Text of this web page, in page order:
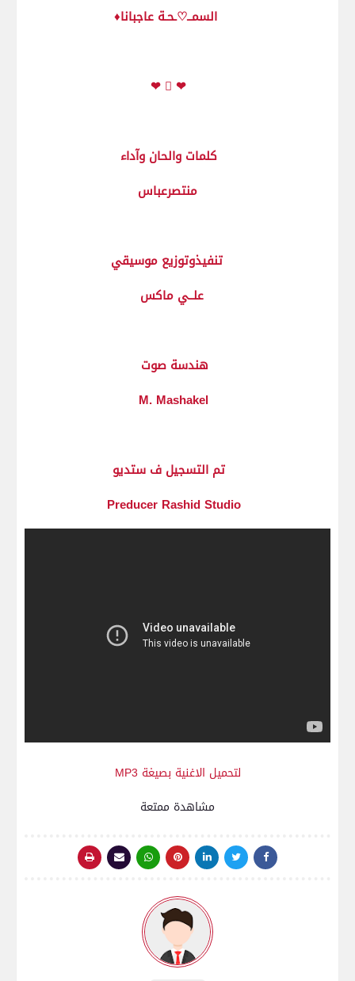
السمــ♡ـحـة عاجبانا♦
❤  ❤
كلمات والحان وآداء
منتصرعباس
تنفيذوتوزيع موسيقي
علــي ماكس
هندسة صوت
تم التسجيل ف ستديو
Preducer Rashid Studio
لتحميل الاغنية بصيغة MP3
مشاهدة ممتعة